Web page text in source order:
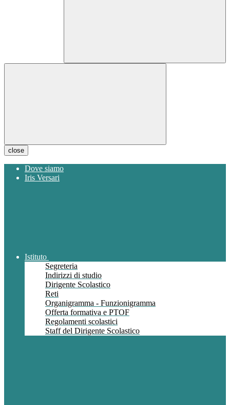
close
Dove siamo
Iris Versari
Istituto
Segreteria
Indirizzi di studio
Dirigente Scolastico
Reti
Organigramma - Funzionigramma
Offerta formativa e PTOF
Regolamenti scolastici
Staff del Dirigente Scolastico